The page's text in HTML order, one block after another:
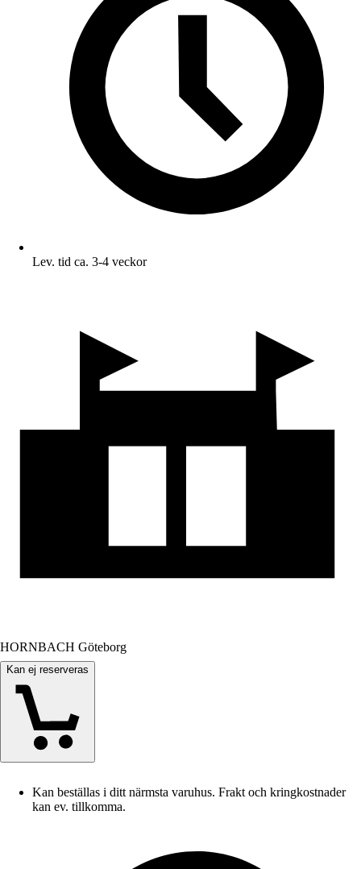
Lev. tid ca. 3-4 veckor
HORNBACH Göteborg
Kan ej reserveras
Kan beställas i ditt närmsta varuhus. Frakt och kringkostnader
kan ev. tillkomma.